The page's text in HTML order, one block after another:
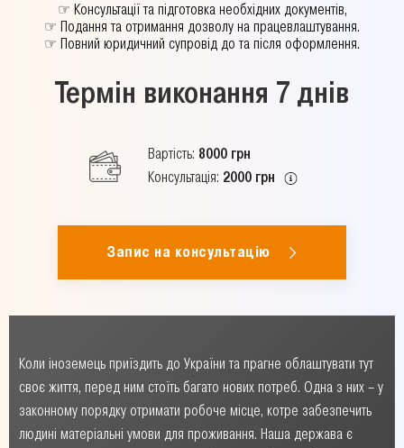
☞ Консультації та підготовка необхідних документів,
☞ Подання та отримання дозволу на працевлаштування.
☞ Повний юридичний супровід до та після оформлення.
Термін виконання 7 днів
Вартість: 8000 грн
Консультація: 2000 грн
Запис на консультацію
Коли іноземець приїздить до України та прагне облаштувати тут
своє життя, перед ним стоїть багато нових потреб. Одна з них – у
законному порядку отримати робоче місце, котре забезпечить
людині матеріальні умови для проживання. Наша держава є